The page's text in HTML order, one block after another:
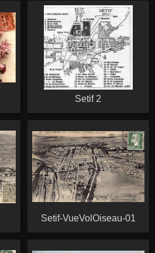
Setif 2
Setif-VueVolOiseau-01